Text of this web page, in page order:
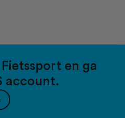
en ga
account.